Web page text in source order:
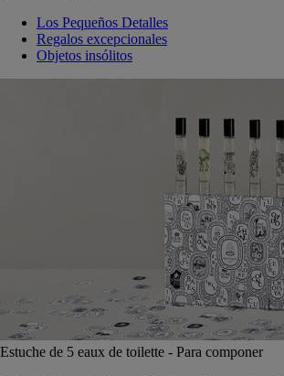
Los Pequeños Detalles
Regalos excepcionales
Objetos insólitos
Estuche de 5 eaux de toilette - Para componer